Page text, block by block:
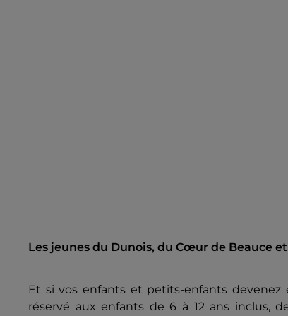
Les jeunes du Dunois, du Cœur de Beauce
Et si vos enfants et petits-enfants devenez
réservé aux enfants de 6 à 12 ans inclus,